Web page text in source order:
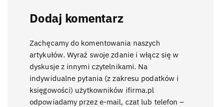
Dodaj komentarz
Zachęcamy do komentowania naszych
artykułów. Wyraź swoje zdanie i włącz się w
dyskusje z innymi czytelnikami. Na
indywidualne pytania (z zakresu podatków i
księgowości) użytkowników ifirma.pl
odpowiadamy przez e-mail, czat lub telefon –